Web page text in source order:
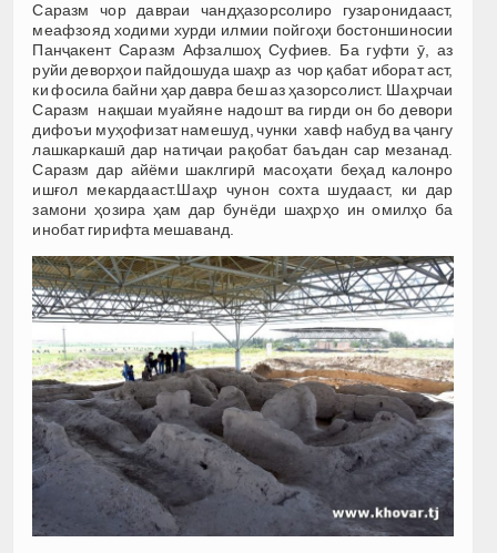
Саразм чор давраи чандҳазорсолиро гузаронидааст,
меафзояд ходими хурди илмии пойгоҳи бостоншиносии
Панҷакент Саразм Афзалшоҳ Суфиев. Ба гуфти ӯ, аз
руйи деворҳои пайдошуда шаҳр аз чор қабат иборат аст,
ки фосила байни ҳар давра беш аз ҳазорсолист. Шаҳрчаи
Саразм нақшаи муайяне надошт ва гирди он бо девори
дифоъи муҳофизат намешуд, чунки хавф набуд ва ҷангу
лашкаркашӣ дар натиҷаи рақобат баъдан сар мезанад.
Саразм дар айёми шаклгирӣ масоҳати беҳад калонро
ишғол мекардааст.Шаҳр чунон сохта шудааст, ки дар
замони ҳозира ҳам дар бунёди шаҳрҳо ин омилҳо ба
инобат гирифта мешаванд.